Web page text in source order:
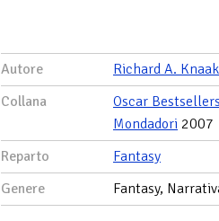
Autore
Richard A. Knaak
Collana
Oscar
Mondadori 2007
Reparto
Fantasy
Genere
Fantasy,